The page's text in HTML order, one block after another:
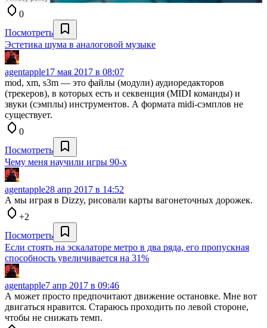
0
Посмотреть
Эстетика шума в аналоговой музыке
agentapple17 мая 2017 в 08:07
mod, xm, s3m — это файлы (модули) аудиоредакторов
(трекеров), в которых есть и секвенция (MIDI команды) и
звуки (сэмплы) инструментов. А формата midi-сэмплов не
существует.
0
Посмотреть
Чему меня научили игры 90-х
agentapple28 апр 2017 в 14:52
А мы играя в Dizzy, рисовали карты вагонеточных дорожек.
+2
Посмотреть
Если стоять на эскалаторе метро в два ряда, его пропускная
способность увеличивается на 31%
agentapple7 апр 2017 в 09:46
А может просто предпочитают движение остановке. Мне вот
двигаться нравится. Стараюсь проходить по левой стороне,
чтобы не снижать темп.